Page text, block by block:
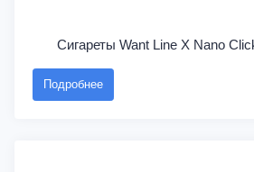
Сигареты Want Line X Nano
Подробнее